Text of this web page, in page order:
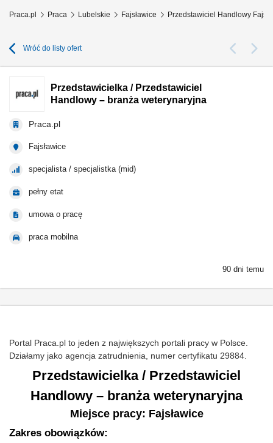
Praca.pl Praca Lubelskie Fajsławice Przedstawiciel Handlowy
Wróć do listy ofert
Przedstawicielka / Przedstawiciel
Handlowy – branża weterynaryjna
Praca.pl
Fajsławice
specjalista / specjalistka (mid)
pełny etat
umowa o pracę
praca mobilna
90 dni temu
Portal Praca.pl to jeden z największych portali pracy w Polsce.
Działamy jako agencja zatrudnienia, numer certyfikatu 29884.
Przedstawicielka / Przedstawiciel
Handlowy – branża weterynaryjna
Miejsce pracy: Fajsławice
Zakres obowiązków: